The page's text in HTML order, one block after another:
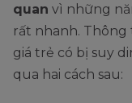
quan vì những
rất nhanh.
giá trẻ có bị suy
qua hai cách sau: